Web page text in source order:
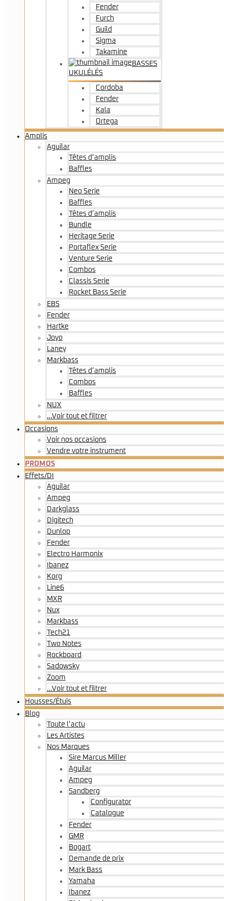
Fender
Furch
Guild
Sigma
Takamine
BASSES
UKULÉLÉS
Cordoba
Fender
Kala
Ortega
Amplis
Aguilar
Têtes d’amplis
Baffles
Ampeg
Neo Serie
Baffles
Têtes d’amplis
Bundle
Heritage Serie
Portaflex Serie
Venture Serie
Combos
Classis Serie
Rocket Bass Serie
EBS
Fender
Hartke
Joyo
Laney
Markbass
Têtes d’amplis
Combos
Baffles
NUX
…Voir tout et filtrer
Occasions
Voir nos occasions
Vendre votre instrument
PROMOS
Effets/DI
Aguilar
Ampeg
Darkglass
Digitech
Dunlop
Fender
Electro Harmonix
Ibanez
Korg
Line6
MXR
Nux
Markbass
Tech21
Two Notes
Rockboard
Sadowsky
Zoom
…Voir tout et filtrer
Housses/Étuis
Blog
Toute l’actu
Les Artistes
Nos Marques
Sire Marcus Miller
Aguilar
Ampeg
Sandberg
Configurator
Catalogue
Fender
GMR
Bogart
Demande de prix
Mark Bass
Yamaha
Ibanez